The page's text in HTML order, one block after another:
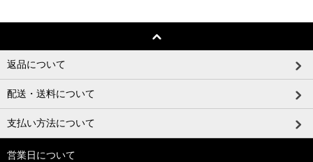
返品について
配送・送料について
支払い方法について
営業日について